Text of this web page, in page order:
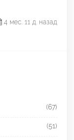
4 мес. 11 д. назад
(67)
(51)